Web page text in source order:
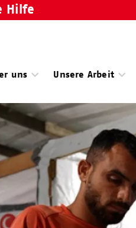
Hilfe
uns Unsere Arbeit